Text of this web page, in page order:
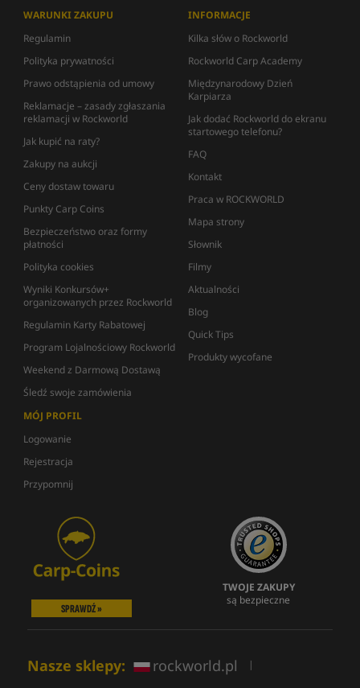
WARUNKI ZAKUPU
Regulamin
Polityka prywatności
Prawo odstąpienia od umowy
Reklamacje – zasady zgłaszania
reklamacji w Rockworld
Jak kupić na raty?
Zakupy na aukcji
Ceny dostaw towaru
Punkty Carp Coins
Bezpieczeństwo oraz formy
płatności
Polityka cookies
Wyniki Konkursów+
organizowanych przez Rockworld
Regulamin Karty Rabatowej
Program Lojalnościowy Rockworld
Weekend z Darmową Dostawą
Śledź swoje zamówienia
INFORMACJE
Kilka słów o Rockworld
Rockworld Carp Academy
Międzynarodowy Dzień
Karpiarza
Jak dodać Rockworld do ekranu
startowego telefonu?
FAQ
Kontakt
Praca w ROCKWORLD
Mapa strony
Słownik
Filmy
Aktualności
Blog
Quick Tips
Produkty wycofane
MÓJ PROFIL
Logowanie
Rejestracja
Przypomnij
SPRAWDŹ »
TWOJE ZAKUPY
są bezpieczne
Nasze sklepy: rockworld.pl |